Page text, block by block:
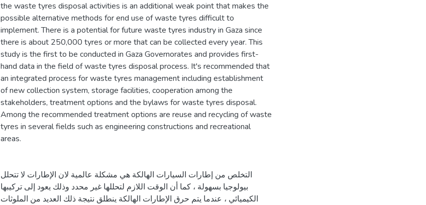
the waste tyres disposal activities is an additional weak point that makes the
possible alternative methods for end use of waste tyres difficult to
implement. There is a potential for future waste tyres industry in Gaza since
there is about 250,000 tyres or more that can be collected every year. This
study is the first to be conducted in Gaza Governorates and provides first-
hand data in the field of waste tyres disposal process. It's recommended that
an integrated process for waste tyres management including establishment
of new collection system, storage facilities, cooperation among the
stakeholders, treatment options and the bylaws for waste tyres disposal.
Among the recommended treatment options are reuse and recycling of waste
tyres in several fields such as engineering constructions and recreational
التخلص من إطارات السيارات الهالكة هي مشكلة عالمية لان الإطارات لا تتحلل
بيولوجيا بسهولة ، كما أن الوقت اللازم لتحللها غير محدد وذلك يعود إلى تركيبها
الكيميائي ، عندما يتم حرق الإطارات الهالكة ينطلق نتيجة ذلك العديد من الملوثات